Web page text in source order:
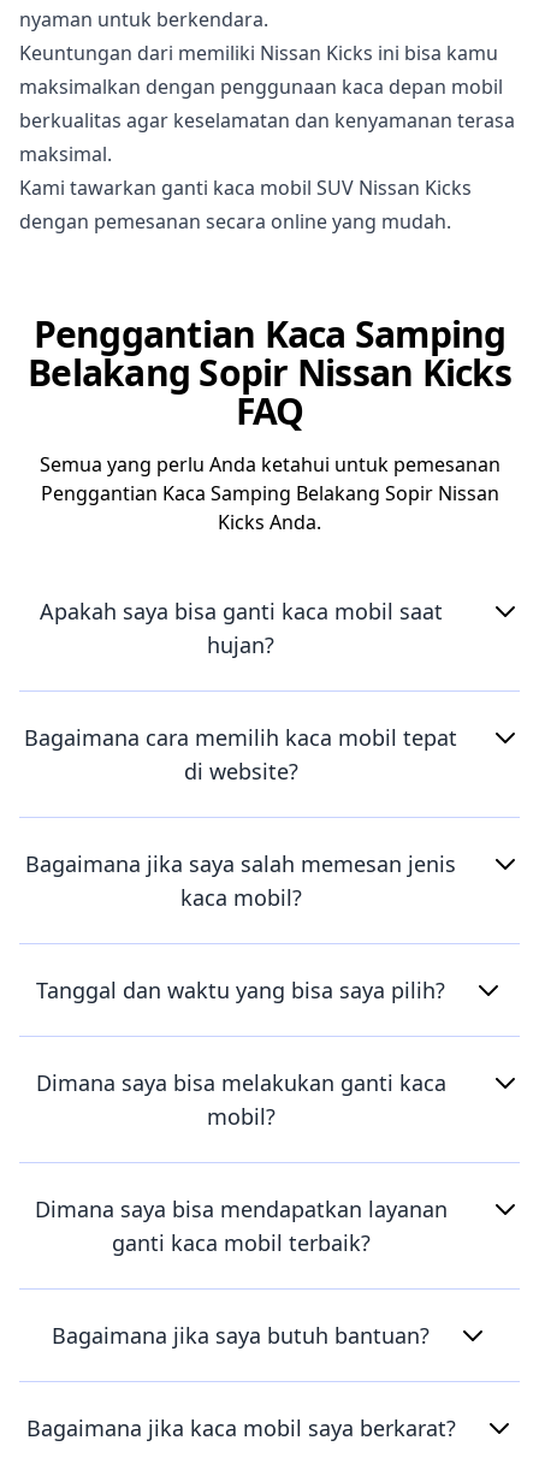
nyaman untuk berkendara.
Keuntungan dari memiliki Nissan Kicks ini bisa kamu
maksimalkan dengan penggunaan kaca depan mobil
berkualitas agar keselamatan dan kenyamanan terasa
maksimal.
Kami tawarkan ganti kaca mobil SUV Nissan Kicks
dengan pemesanan secara online yang mudah.
Penggantian Kaca Samping
Belakang Sopir Nissan Kicks
FAQ
Semua yang perlu Anda ketahui untuk pemesanan
Penggantian Kaca Samping Belakang Sopir Nissan
Kicks Anda.
Apakah saya bisa ganti kaca mobil saat
hujan?
Bagaimana cara memilih kaca mobil tepat
di website?
Bagaimana jika saya salah memesan jenis
kaca mobil?
Tanggal dan waktu yang bisa saya pilih?
Dimana saya bisa melakukan ganti kaca
mobil?
Dimana saya bisa mendapatkan layanan
ganti kaca mobil terbaik?
Bagaimana jika saya butuh bantuan?
Bagaimana jika kaca mobil saya berkarat?